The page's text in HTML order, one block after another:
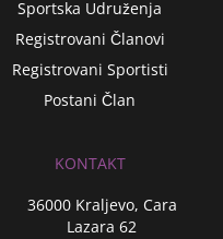
Sportska Udruženja
Registrovani Članovi
Registrovani Sportisti
Postani Član
KONTAKT
36000 Kraljevo, Cara
Lazara 62